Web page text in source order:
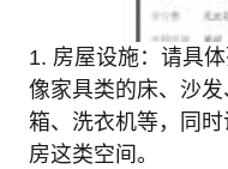
1. 房屋设施：请具
像家具类的床、沙
箱、洗衣机等，同
房这类空间。